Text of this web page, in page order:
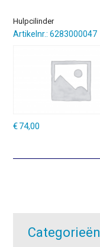
Hulpcilinder
Artikelnr.: 6283000047
€74,00
Categorieën